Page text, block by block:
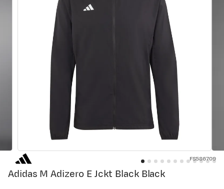
FS586709
Adidas M Adizero E Jckt Black Black